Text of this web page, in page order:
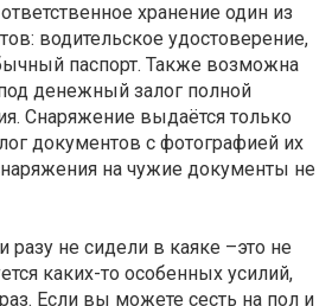
хранение один из
водительское удостоверение,
паспорт. Также возможна
денежный залог полной
Снаряжение выдаётся только
документов с фотографией их
на чужие документы не
не сидели в каяке –это не
каких-то особенных усилий,
Если вы можете сесть на пол и